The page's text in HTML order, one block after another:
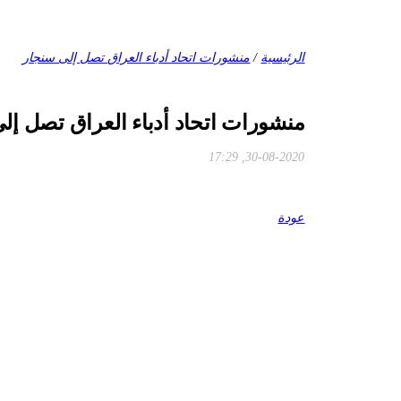
الرئيسية / منشورات اتحاد أدباء العراق تصل إلى سنجار
منشورات اتحاد أدباء العراق تصل
30-08-2020, 17:29
عودة